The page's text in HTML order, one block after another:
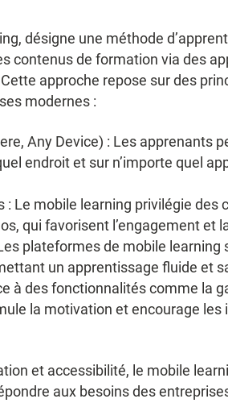
désigne une méthode
contenus de formation via des
approche repose sur des
modernes :
Any Device) : Les apprenants
endroit et sur n’importe quel
Le mobile learning privilégie des
qui favorisent l’engagement et
plateformes de mobile learning
un apprentissage fluide et
à des fonctionnalités comme la
la motivation et encourage les
et accessibilité, le mobile
aux besoins des